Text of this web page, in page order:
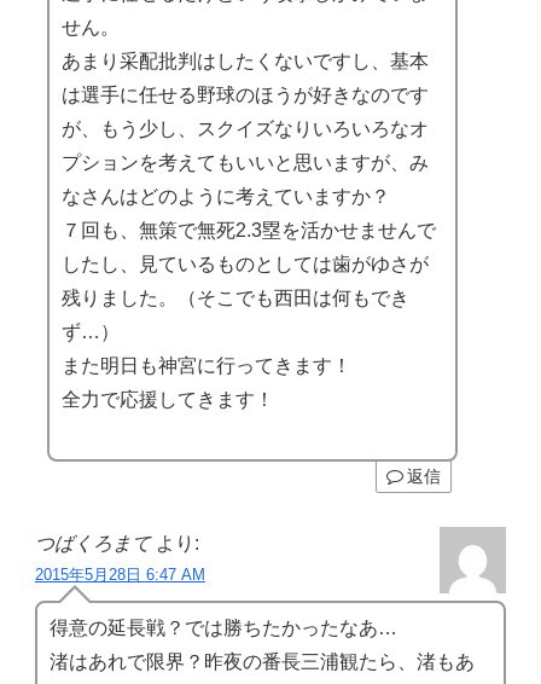
せん。
あまり采配批判はしたくないですし、基本
は選手に任せる野球のほうが好きなのです
が、もう少し、スクイズなりいろいろなオ
プションを考えてもいいと思いますが、み
なさんはどのように考えていますか？
７回も、無策で無死2.3塁を活かせませんで
したし、見ているものとしては歯がゆさが
残りました。（そこでも西田は何もでき
ず…）
また明日も神宮に行ってきます！
全力で応援してきます！
返信
つばくろまて より:
2015年5月28日 6:47 AM
得意の延長戦？では勝ちたかったなあ…
渚はあれで限界？昨夜の番長三浦観たら、渚もあ